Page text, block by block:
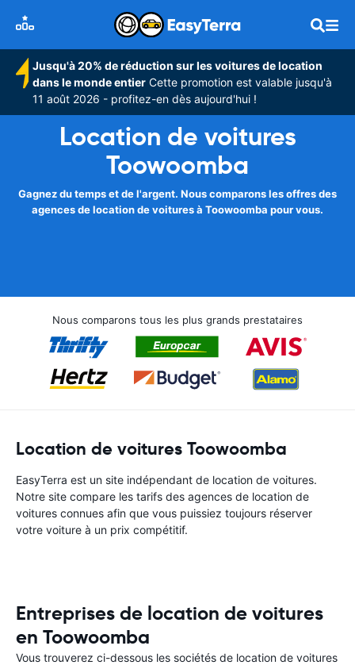
Jusqu'à 20% de réduction sur les voitures de location
dans le monde entier Cette promotion est valable jusqu'à
11 août 2026 - profitez-en dès aujourd'hui !
Location de voitures
Toowoomba
Gagnez du temps et de l'argent. Nous comparons les offres des
agences de location de voitures à Toowoomba pour vous.
Nous comparons tous les plus grands prestataires
Location de voitures Toowoomba
EasyTerra est un site indépendant de location de voitures.
Notre site compare les tarifs des agences de location de
voitures connues afin que vous puissiez toujours réserver
votre voiture à un prix compétitif.
Entreprises de location de voitures
en Toowoomba
Vous trouverez ci-dessous les sociétés de location de voitures